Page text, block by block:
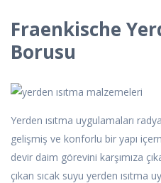
Fraenkische
Borusu
Yerden ısıtma uygulamaları
gelişmiş ve konforlu bir yapı
devir daim görevini karşımıza
çıkan sıcak suyu yerden ısıtma